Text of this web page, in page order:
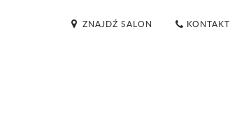
ZNAJDŹ SALON KONTAKT